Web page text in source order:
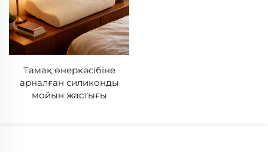
Тамақ өнеркәсібіне
арналған силиконды
мойын жастығы